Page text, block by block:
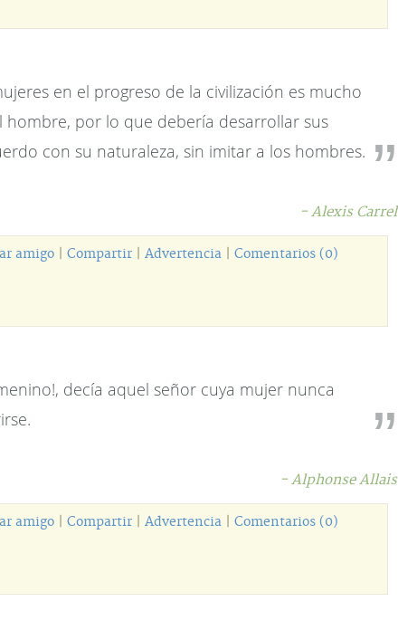
en el progreso de la civilización es mucho
hombre, por lo que debería desarrollar sus
con su naturaleza, sin imitar a los hombres.
- Alexis Carrel
amigo Compartir Advertencia Comentarios (0)
decía aquel señor cuya mujer nunca
- Alphonse Allais
amigo Compartir Advertencia Comentarios (0)